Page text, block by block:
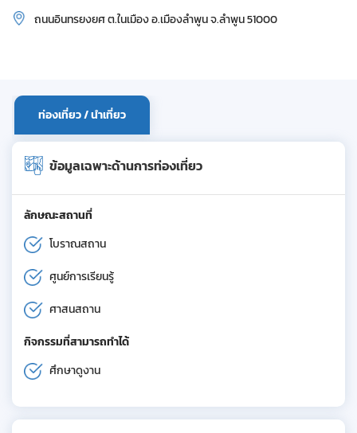
ถนนอินทรยงยศ ต.ในเมือง อ.เมืองลำพูน จ.ลำพูน 51000
ท่องเที่ยว / นำเที่ยว
ข้อมูลเฉพาะด้านการท่องเที่ยว
ลักษณะสถานที่
โบราณสถาน
ศูนย์การเรียนรู้
ศาสนสถาน
กิจกรรมที่สามารถทำได้
ศึกษาดูงาน